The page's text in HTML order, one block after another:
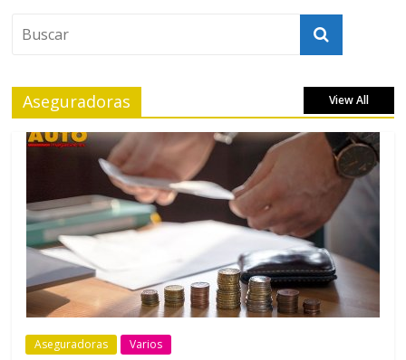
Aseguradoras View All
Aseguradoras Varios